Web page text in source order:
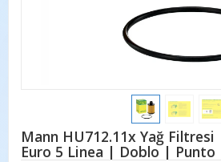
Mann HU712.11x Yağ
Euro 5 Linea | Doblo |